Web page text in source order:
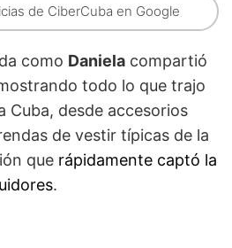
de CiberCuba en Google
como Daniela compartió
todo lo que trajo
Cuba, desde accesorios
de vestir típicas de la
que rápidamente captó la
.